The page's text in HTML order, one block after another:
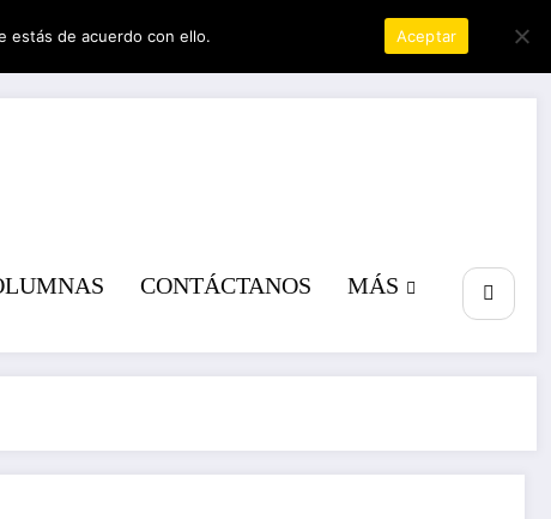
CONTÁCTANOS MÁS
estás de acuerdo con ello. Aceptar